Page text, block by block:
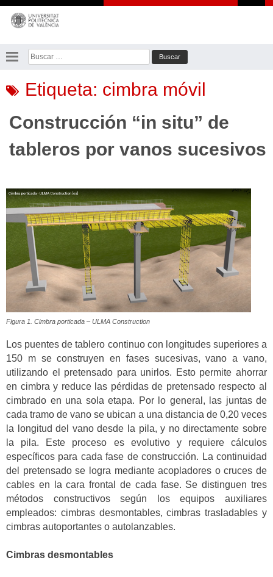
Saltar
contenido
Buscar:
Etiqueta: cimbra móvil
Construcción “in situ” de
tableros por vanos sucesivos
Figura 1. Cimbra porticada – ULMA Construction
Los puentes de tablero continuo con longitudes superiores a
150 m se construyen en fases sucesivas, vano a vano,
utilizando el pretensado para unirlos. Esto permite ahorrar
en cimbra y reduce las pérdidas de pretensado respecto al
cimbrado en una sola etapa. Por lo general, las juntas de
cada tramo de vano se ubican a una distancia de 0,20 veces
la longitud del vano desde la pila, y no directamente sobre
la pila. Este proceso es evolutivo y requiere cálculos
específicos para cada fase de construcción. La continuidad
del pretensado se logra mediante acopladores o cruces de
cables en la cara frontal de cada fase. Se distinguen tres
métodos constructivos según los equipos auxiliares
empleados: cimbras desmontables, cimbras trasladables y
cimbras autoportantes o autolanzables.
Cimbras desmontables